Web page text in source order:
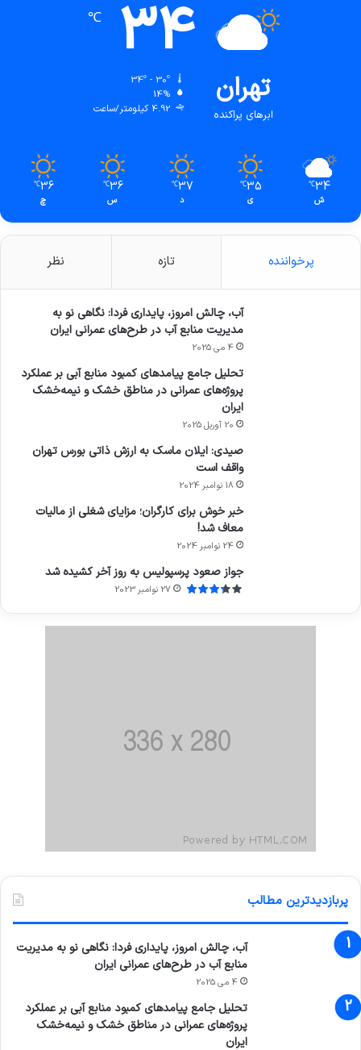
تهران
ابرهای پراکنده
34
℃
14%
4.92 کیلومتر/ساعت
34
℃
ش
35
℃
ی
37
℃
د
36
℃
س
36
℃
چ
پرخواننده تازه نظر
آب، چالش امروز، پایداری فردا: نگاهی نو به
مدیریت منابع آب در طرح‌های عمرانی ایران
4 می 2025
تحلیل جامع پیامدهای کمبود منابع آبی بر عملکرد
پروژه‌های عمرانی در مناطق خشک و نیمه‌خشک
ایران
20 آوریل 2025
صیدی: ایلان ماسک به ارزش ذاتی بورس تهران
واقف است
18 نوامبر 2024
خبر خوش برای کارگران؛ مزایای شغلی از مالیات
معاف شد!
24 نوامبر 2024
جواز صعود پرسپولیس به روز آخر کشیده شد
27 نوامبر 2023
پربازدیدترین مطالب
آب، چالش امروز، پایداری فردا: نگاهی نو به مدیریت
منابع آب در طرح‌های عمرانی ایران
4 می 2025
تحلیل جامع پیامدهای کمبود منابع آبی بر عملکرد
پروژه‌های عمرانی در مناطق خشک و نیمه‌خشک
ایران